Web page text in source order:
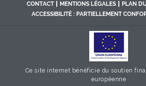
CONTACT MENTIONS LÉGALES PLAN
ACCESSIBILITÉ : PARTIELLEMENT
Ce site internet bénéficie du soutien
européenne